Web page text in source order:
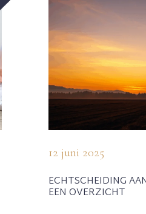
12 juni 2025
ECHTSCHEIDING
EEN OVERZICHT